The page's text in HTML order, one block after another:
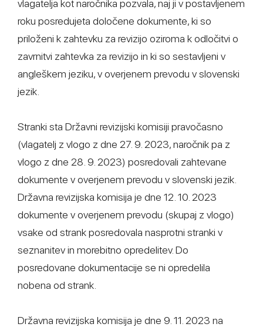
vlagatelja kot naročnika pozvala, naj ji v postavljenem
roku posredujeta določene dokumente, ki so
priloženi k zahtevku za revizijo oziroma k odločitvi o
zavrnitvi zahtevka za revizijo in ki so sestavljeni v
angleškem jeziku, v overjenem prevodu v slovenski
jezik.
Stranki sta Državni revizijski komisiji pravočasno
(vlagatelj z vlogo z dne 27. 9. 2023, naročnik pa z
vlogo z dne 28. 9. 2023) posredovali zahtevane
dokumente v overjenem prevodu v slovenski jezik.
Državna revizijska komisija je dne 12. 10. 2023
dokumente v overjenem prevodu (skupaj z vlogo)
vsake od strank posredovala nasprotni stranki v
seznanitev in morebitno opredelitev. Do
posredovane dokumentacije se ni opredelila
nobena od strank.
Državna revizijska komisija je dne 9. 11. 2023 na